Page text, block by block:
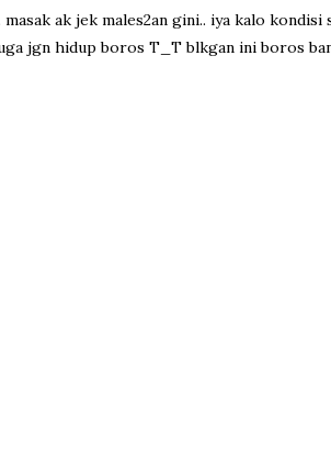
ak jek males2an gini.. iya kalo kondisi
jgn hidup boros T_T blkgan ini boros